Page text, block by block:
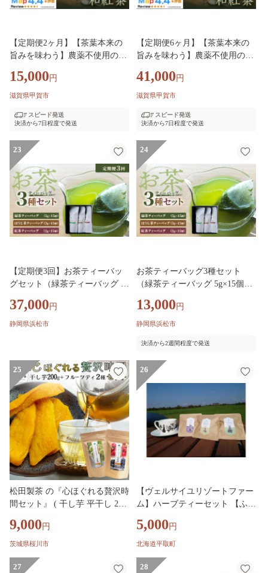
【定期便2ヶ月】【茶葉本来の
旨みを味わう】農薬不使用の朝
袋 1セット 大阪茶会 国産茶葉
和紅茶 ティータイム (173434-40
15,000 円
滋賀県甲賀市
スピード発送
決済から7日程度で発送
【定期便6ヶ月】【茶葉本来の
旨みを味わう】農薬不使用の朝
袋 1セット 大阪茶会 国産茶葉
和紅茶 ティータイム (173434-40
41,000 円
滋賀県甲賀市
スピード発送
決済から7日程度で発送
23
【定期便3回】お茶ティーバッ
グセット（緑茶ティーバッグ 5g
3g×15個・紅茶ティーバッグ 2g
×15個）静岡茶 静岡茶セット 静
松市
37,000 円
静岡県浜松市
24
お茶ティーバッグ3種セット
（緑茶ティーバッグ 5g×15個・
個・紅茶ティーバッグ 2g×15
個）静岡茶 静岡茶セット 静岡
のお茶・水出し煎茶 静岡 浜松
市
13,000 円
静岡県浜松市
決済から2週間程度で発送
25
松田製茶 の『心ほぐれる贅沢時
間セット』 ( 干し芋 平干し 200
2種 ) さつまいも スイーツ お菓
子 菓子 和菓子 持ち運び グルメ
ット りんご ベリー フルーツ テ
9,000 円
茨城県桜川市
26
【ヴェルサイユリゾートファー
ム】ハーブティーセット 【ふる
ング 馬 競馬 競走馬 引退馬 ヴ
ェルサイユリゾートファーム 紅
料無料】 BRTV485
5,000 円
北海道平取町
27 28